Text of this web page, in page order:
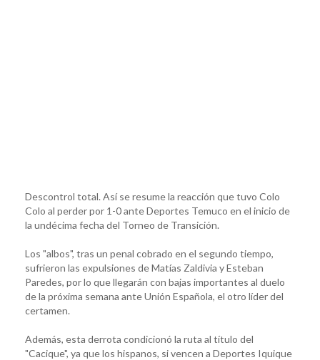
Descontrol total. Así se resume la reacción que tuvo Colo
Colo al perder por 1-0 ante Deportes Temuco en el inicio de
la undécima fecha del Torneo de Transición.
Los "albos", tras un penal cobrado en el segundo tiempo,
sufrieron las expulsiones de Matías Zaldivia y Esteban
Paredes, por lo que llegarán con bajas importantes al duelo
de la próxima semana ante Unión Española, el otro líder del
certamen.
Además, esta derrota condicionó la ruta al título del
"Cacique", ya que los hispanos, si vencen a Deportes Iquique